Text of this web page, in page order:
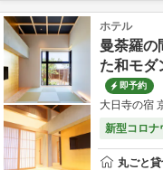
ホテル
曼荼羅の
た和モダ
即予約
大日寺の宿
新型コロナ
丸ごと貸